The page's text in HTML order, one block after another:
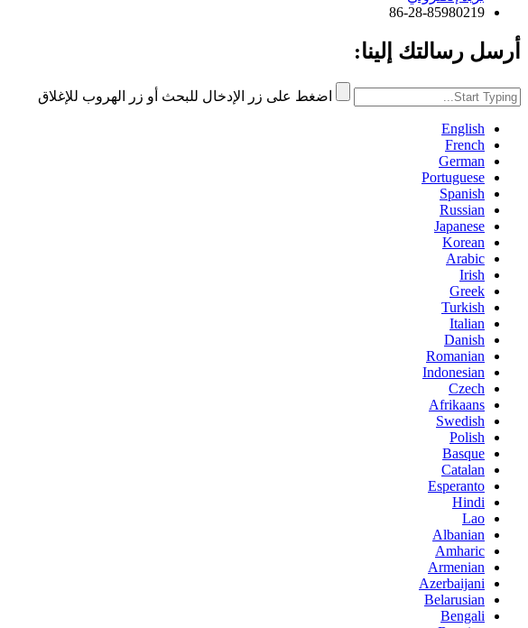
86-28-85980219
أرسل رسالتك إلينا:
اضغط على زر الإدخال للبحث أو زر الهروب للإغلاق
English
French
German
Portuguese
Spanish
Russian
Japanese
Korean
Arabic
Irish
Greek
Turkish
Italian
Danish
Romanian
Indonesian
Czech
Afrikaans
Swedish
Polish
Basque
Catalan
Esperanto
Hindi
Lao
Albanian
Amharic
Armenian
Azerbaijani
Belarusian
Bengali